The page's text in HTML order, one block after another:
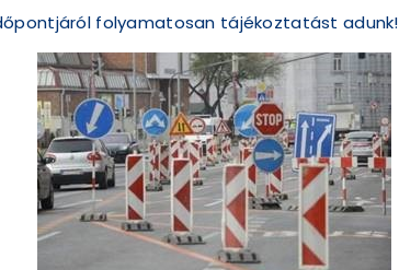
folyamatosan tájékoztatást adunk!